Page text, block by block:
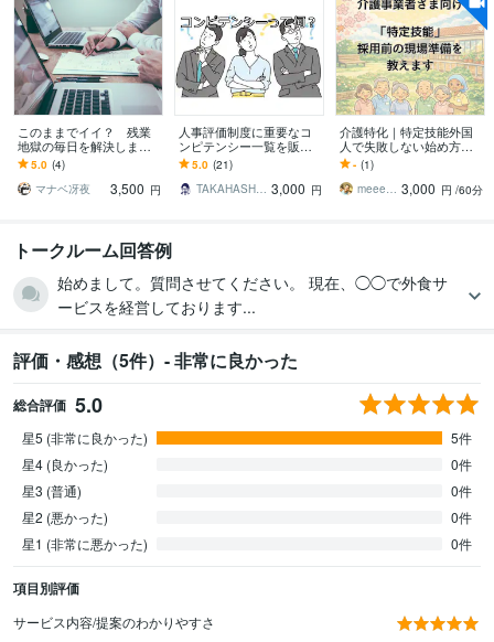
このままでイイ？ 残業
地獄の毎日を解決します
DM相談からでもOK！ま
とまらない現状も的確に
読み解きます
5.0 (4)
マナベ冴夜
3,500 円
人事評価制度に重要なコ
ンピテンシー一覧を販売
します 人事評価制度を構
築したい方へ！大変重要
な項目です！
5.0 (21)
TAKAHASHI0000 3,000 円
介護特化｜特定技能外国
人で失敗しない始め方教
えます 外国人の活躍は事
前準備で決まります！今
から現場を整えましょう
- (1)
meeet310 3,000 円 /60分
トークルーム回答例
始めまして。質問させてください。 現在、◯◯で外食サ
ービスを経営しております...
評価・感想（5件）- 非常に良かった
総合評価 5.0
星5 (非常に良かった)
5件
星4 (良かった)
0件
星3 (普通)
0件
星2 (悪かった)
0件
星1 (非常に悪かった)
0件
項目別評価
サービス内容/提案のわかりやすさ